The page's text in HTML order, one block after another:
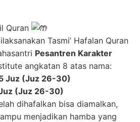
Quran
Tasmi’ Hafalan Quran
Pesantren Karakter
angkatan 8 atas nama:
Juz (Juz 26-30)
(Juz 26-30)
dihafalkan bisa diamalkan,
menjadikan hamba yang